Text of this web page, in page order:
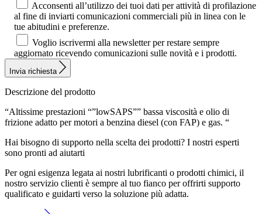
Acconsenti all’utilizzo dei tuoi dati per attività di profilazione
al fine di inviarti comunicazioni commerciali più in linea con le
tue abitudini e preferenze.
Voglio iscrivermi alla newsletter per restare sempre
aggiornato ricevendo comunicazioni sulle novità e i prodotti.
Invia richiesta
Descrizione del prodotto
“Altissime prestazioni “”lowSAPS”” bassa viscosità e olio di
frizione adatto per motori a benzina diesel (con FAP) e gas. “
Hai bisogno di supporto nella scelta dei prodotti? I nostri esperti
sono pronti ad aiutarti
Per ogni esigenza legata ai nostri lubrificanti o prodotti chimici, il
nostro servizio clienti è sempre al tuo fianco per offrirti supporto
qualificato e guidarti verso la soluzione più adatta.